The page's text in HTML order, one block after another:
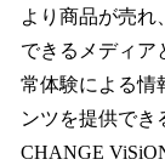
より商品が売れ
できるメディア
常体験による情
ンツを提供でき
CHANGE